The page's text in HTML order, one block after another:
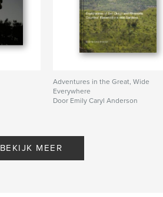
Adventures in the Great, Wide
Everywhere
Door Emily Caryl Anderson
BEKIJK MEER